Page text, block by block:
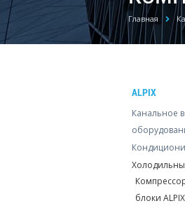
Главная
ALPIX
Канальное
блоки